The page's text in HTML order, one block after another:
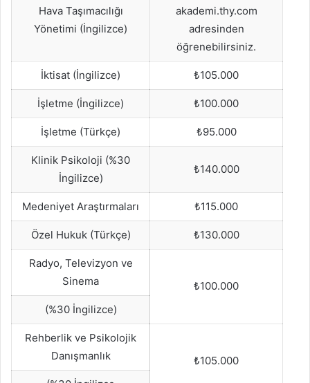
Hava Taşımacılığı
Yönetimi (İngilizce)
akademi.thy.com
adresinden
öğrenebilirsiniz.
İktisat (İngilizce) ₺105.000
İşletme (İngilizce) ₺100.000
İşletme (Türkçe) ₺95.000
Klinik Psikoloji (%30
İngilizce)
₺140.000
Medeniyet Araştırmaları ₺115.000
Özel Hukuk (Türkçe) ₺130.000
Radyo, Televizyon ve
Sinema
₺100.000
(%30 İngilizce)
Rehberlik ve Psikolojik
Danışmanlık
₺105.000